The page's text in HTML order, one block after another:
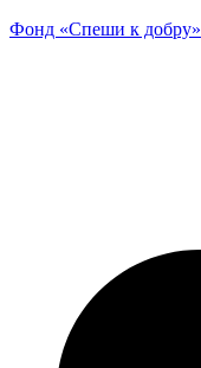
Фонд «Спеши к добру»